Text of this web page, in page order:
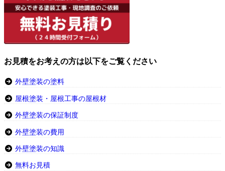
お見積をお考えの方は以下をご覧ください
外壁塗装の塗料
屋根塗装・屋根工事の屋根材
外壁塗装の保証制度
外壁塗装の費用
外壁塗装の知識
無料お見積